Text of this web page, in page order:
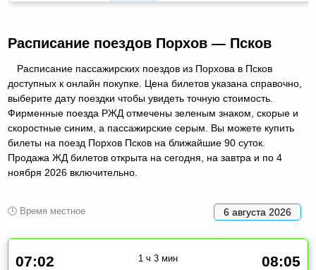
Расписание поездов Порхов — Псков
Расписание пассажирских поездов из Порхова в Псков
доступных к онлайн покупке. Цена билетов указана справочно,
выберите дату поездки чтобы увидеть точную стоимость.
Фирменные поезда РЖД отмечены зеленым знаком, скорые и
скоростные синим, а пассажирские серым. Вы можете купить
билеты на поезд Порхов Псков на ближайшие 90 суток.
Продажа ЖД билетов открыта на сегодня, на завтра и по 4
ноября 2026 включительно.
🕓 Время местное 6 августа 2026
07:02 08:05
1 ч 3 мин